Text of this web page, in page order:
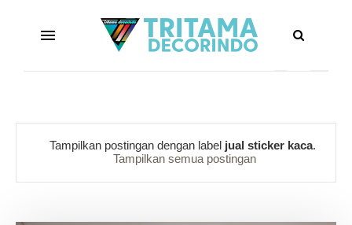
Tampilkan postingan dengan label jual sticker kaca.
Tampilkan semua postingan